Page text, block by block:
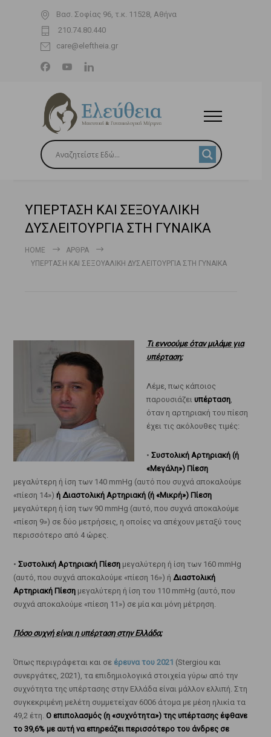
Βασ. Σοφίας 96, τ.κ. 11528, Αθήνα
210.74.80.440
care@eleftheia.gr
ΥΠΕΡΤΑΣΗ ΚΑΙ ΣΕΞΟΥΑΛΙΚΗ
ΔΥΣΛΕΙΤΟΥΡΓΙΑ ΣΤΗ ΓΥΝΑΙΚΑ
HOME
ΆΡΘΡΑ
ΥΠΕΡΤΑΣΗ ΚΑΙ ΣΕΞΟΥΑΛΙΚΗ ΔΥΣΛΕΙΤΟΥΡΓΙΑ ΣΤΗ ΓΥΝΑΙΚΑ
Τι εννοούμε όταν μιλάμε για
υπέρταση;
Λέμε, πως κάποιος
παρουσιάζει υπέρταση,
όταν η αρτηριακή του πίεση
έχει τις ακόλουθες τιμές:
• Συστολική Αρτηριακή (ή
«Μεγάλη») Πίεση
μεγαλύτερη ή ίση των 140 mmHg (αυτό που συχνά αποκαλούμε
«πίεση 14») ή Διαστολική Αρτηριακή (ή «Μικρή») Πίεση
μεγαλύτερη ή ίση των 90 mmHg (αυτό, που συχνά αποκαλούμε
«πίεση 9») σε δύο μετρήσεις, η οποίες να απέχουν μεταξύ τους
περισσότερο από 4 ώρες.
• Συστολική Αρτηριακή Πίεσημεγαλύτερη ή ίση των 160 mmHg
(αυτό, που συχνά αποκαλούμε «πίεση 16») ή Διαστολική
Αρτηριακή Πίεσημεγαλύτερη ή ίση του 110 mmHg (αυτό, που
συχνά αποκαλούμε «πίεση 11») σε μία και μόνη μέτρηση.
Πόσο συχνή είναι η υπέρταση στην Ελλάδα;
Όπως περιγράφεται και σε έρευνα του 2021 (Stergiou και
συνεργάτες, 2021), τα επιδημιολογικά στοιχεία γύρω από την
συχνότητα της υπέρτασης στην Ελλάδα είναι μάλλον ελλιπή. Στη
συγκεκριμένη μελέτη συμμετείχαν 6006 άτομα με μέση ηλικία τα
49,2 έτη. Ο επιπολασμός (η «συχνότητα») της υπέρτασης έφθανε
το 39,6% με αυτή να επηρεάζει περισσότερο του άνδρες σε